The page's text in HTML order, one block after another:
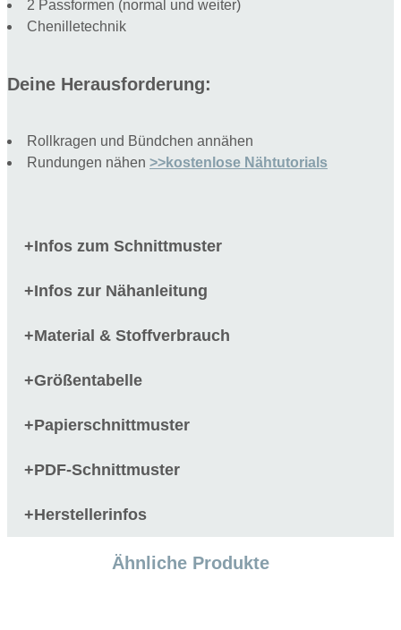
2 Passformen (normal und weiter)
Chenilletechnik
Deine Herausforderung:
Rollkragen und Bündchen annähen
Rundungen nähen >>kostenlose Nähtutorials
+Infos zum Schnittmuster
+Infos zur Nähanleitung
+Material & Stoffverbrauch
+Größentabelle
+Papierschnittmuster
+PDF-Schnittmuster
+Herstellerinfos
Ähnliche Produkte